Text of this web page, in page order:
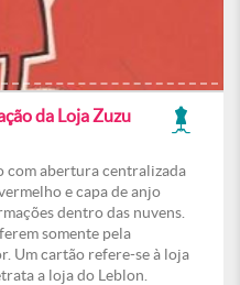
da Loja Zuzu
com abertura centralizada
e capa de anjo
dentro das nuvens.
somente pela
Um cartão refere-se à loja
a loja do Leblon.